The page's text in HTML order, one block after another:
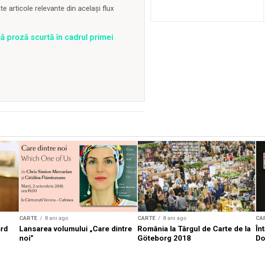
articole relevante din același flux
proză scurtă în cadrul primei
CARTE 8 ani ago
Lansarea volumului „Care dintre
noi”
CARTE 8 ani ago
România la Târgul de Carte de la
Göteborg 2018